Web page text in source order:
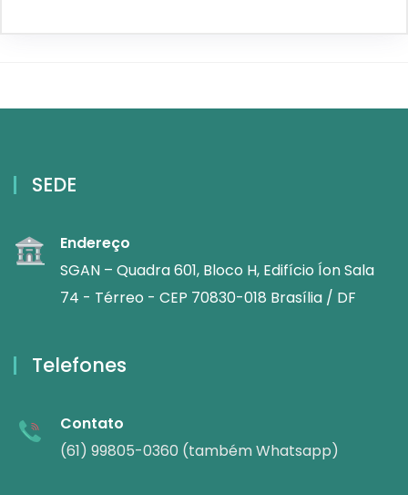
SEDE
Endereço
SGAN – Quadra 601, Bloco H, Edifício Íon Sala
74 - Térreo - CEP 70830-018 Brasília / DF
Telefones
Contato
(61) 99805-0360 (também Whatsapp)